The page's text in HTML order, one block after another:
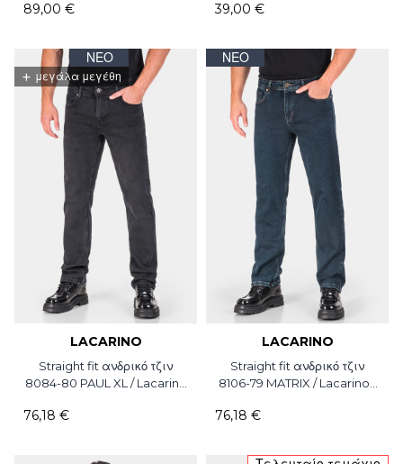
89,00 € 39,00 €
ΝΈΟ
+ μεγάλα μεγέθη
LACARINO
Straight fit ανδρικό τζιν
8084-80 PAUL XL / Lacarino
76,18 €
ΝΈΟ
LACARINO
Straight fit ανδρικό τζιν
8106-79 MATRIX / Lacarino /
76,18 €